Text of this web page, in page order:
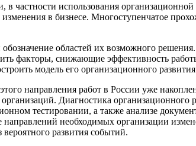
частности использования организационной
в бизнесе. Многоступенчатое
областей их возможного
факторы, снижающие эффективность
модель его организационного
направления работ в России уже
Диагностика организационного
тестировании, а также анализе
направлений необходимых организации
развития событий.